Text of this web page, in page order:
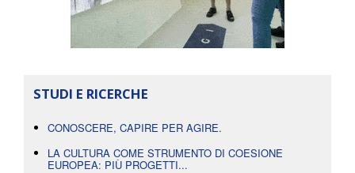
STUDI E RICERCHE
CONOSCERE, CAPIRE PER AGIRE.
LA CULTURA COME STRUMENTO DI COESIONE
EUROPEA: PIÙ PROGETTI...